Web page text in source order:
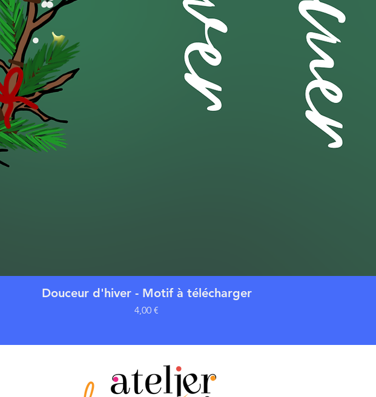
Aperçu rapide
Douceur d'hiver - Motif à télécharger
Prix
4,00 €